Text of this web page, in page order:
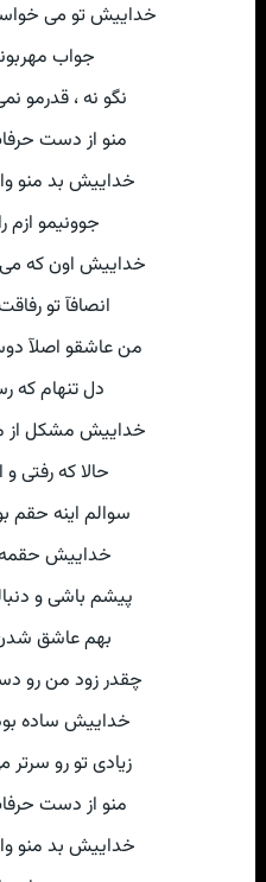
خداییش تو می
جواب
نگو نه ، قدرمو
منو از دست
خداییش بد منو
جوونیمو
خداییش اون که
انصافآ تو
من عاشقو اصلآ
دل تنهام که
خداییش مشکل از
حالا که رفتی
سوالم اینه حقم
خداییش حقمه
پیشم باشی و
بهم عاشق
چقدر زود من رو
خداییش ساده
زیادی تو رو
منو از دست
خداییش بد منو